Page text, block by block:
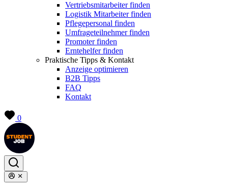
Vertriebsmitarbeiter finden
Logistik Mitarbeiter finden
Pflegepersonal finden
Umfrageteilnehmer finden
Promoter finden
Erntehelfer finden
Praktische Tipps & Kontakt
Anzeige optimieren
B2B Tipps
FAQ
Kontakt
0